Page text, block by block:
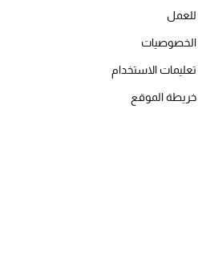
للعمل
الخصوصيات
تعليمات الاستخدام
خريطة الموقع